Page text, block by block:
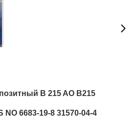
B 215 AO B215
NO 6683-19-8 31570-04-4